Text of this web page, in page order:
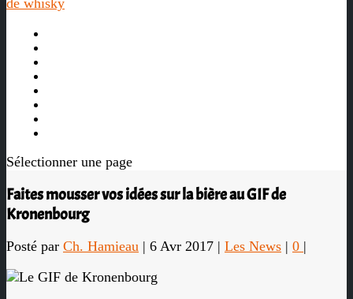
Sélectionner une page
Faites mousser vos idées sur la bière au GIF de
Kronenbourg
Posté par Ch. Hamieau | 6 Avr 2017 | Les News | 0 |